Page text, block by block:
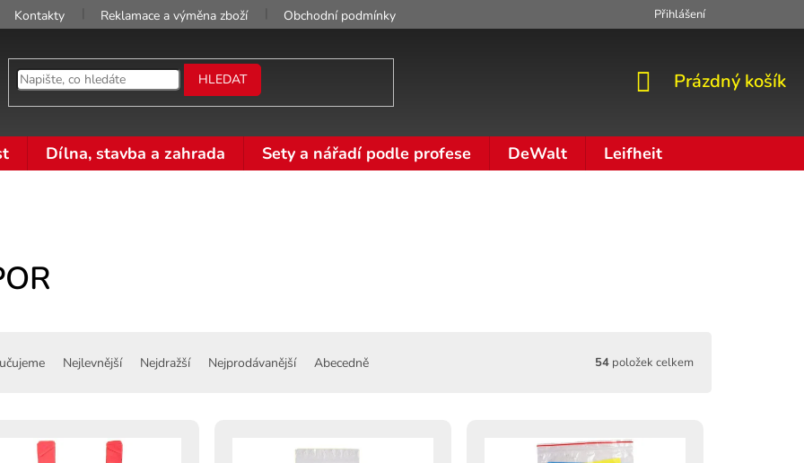
Kontakty Reklamace a výměna zboží Obchodní podmínky Moje objednávka
Přihlášení
HLEDAT
NÁKUPNÍ
Prázdný košík
Dílna, stavba a zahrada Sety a nářadí podle profese DeWalt Leifheit
Nejlevnější Nejdražší Nejprodávanější Abecedně 54 položek celkem